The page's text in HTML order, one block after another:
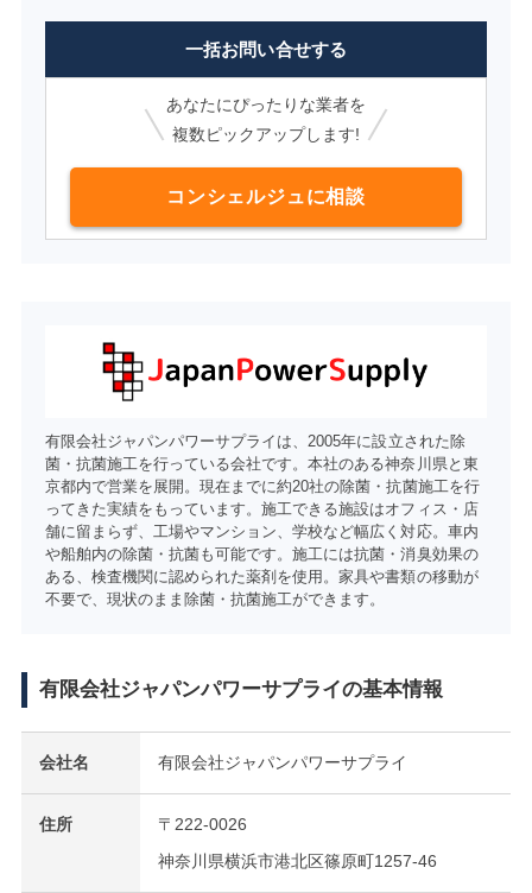
一括お問い合せする
あなたにぴったりな業者を
複数ピックアップします!
コンシェルジュに相談
有限会社ジャパンパワーサプライは、2005年に設立された除
菌・抗菌施工を行っている会社です。本社のある神奈川県と東
京都内で営業を展開。現在までに約20社の除菌・抗菌施工を行
ってきた実績をもっています。施工できる施設はオフィス・店
舗に留まらず、工場やマンション、学校など幅広く対応。車内
や船舶内の除菌・抗菌も可能です。施工には抗菌・消臭効果の
ある、検査機関に認められた薬剤を使用。家具や書類の移動が
不要で、現状のまま除菌・抗菌施工ができます。
有限会社ジャパンパワーサプライの基本情報
会社名 有限会社ジャパンパワーサプライ
住所
〒222-0026
神奈川県横浜市港北区篠原町1257-46